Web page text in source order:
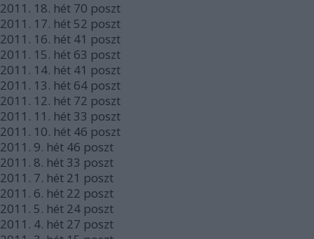
2011. 18. hét 70 poszt
2011. 17. hét 52 poszt
2011. 16. hét 41 poszt
2011. 15. hét 63 poszt
2011. 14. hét 41 poszt
2011. 13. hét 64 poszt
2011. 12. hét 72 poszt
2011. 11. hét 33 poszt
2011. 10. hét 46 poszt
2011. 9. hét 46 poszt
2011. 8. hét 33 poszt
2011. 7. hét 21 poszt
2011. 6. hét 22 poszt
2011. 5. hét 24 poszt
2011. 4. hét 27 poszt